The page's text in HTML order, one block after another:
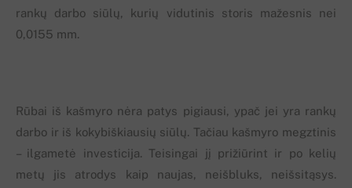
rankų darbo siūlų, kurių vidutinis storis mažesnis nei
0,0155 mm.
Rūbai iš kašmyro nėra patys pigiausi, ypač jei yra rankų
darbo ir iš kokybiškiausių siūlų. Tačiau kašmyro megztinis
– ilgametė investicija. Teisingai jį prižiūrint ir po kelių
metų jis atrodys kaip naujas, neišbluks, neišsitąsys.